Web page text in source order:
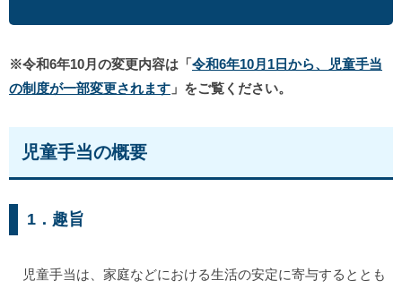
※令和6年10月の変更内容は「令和6年10月1日から、児童手当
の制度が一部変更されます 」をご覧ください。
児童手当の概要
1．趣旨
児童手当は、家庭などにおける生活の安定に寄与するととも